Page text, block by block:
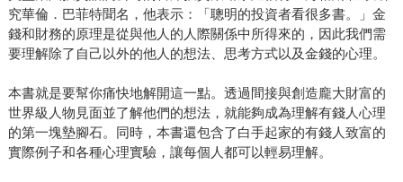
究華倫．巴菲特聞名，他表示：「聰明的投資者看很多書。」金
錢和財務的原理是從與他人的人際關係中所得來的，因此我們需
要理解除了自己以外的他人的想法、思考方式以及金錢的心理。
本書就是要幫你痛快地解開這一點。透過間接與創造龐大財富的
世界級人物見面並了解他們的想法，就能夠成為理解有錢人心理
的第一塊墊腳石。同時，本書還包含了白手起家的有錢人致富的
實際例子和各種心理實驗，讓每個人都可以輕易理解。